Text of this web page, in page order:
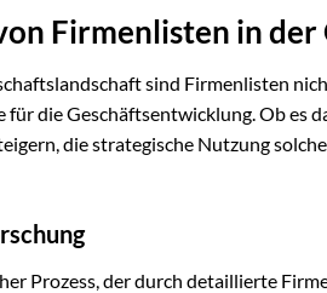
Firmenlisten in
sind Firmenlisten
die Geschäftsentwicklung. Ob es
die strategische Nutzung
Prozess, der durch detaillierte